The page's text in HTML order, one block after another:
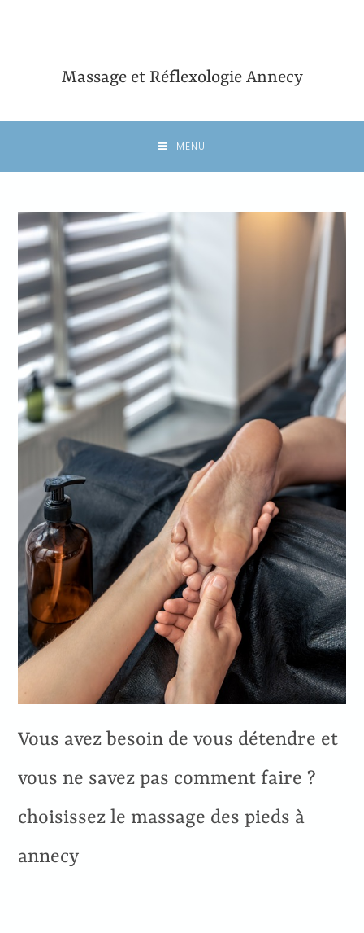
Massage et Réflexologie Annecy
MENU
Vous avez besoin de vous détendre et
vous ne savez pas comment faire ?
choisissez le massage des pieds à
annecy